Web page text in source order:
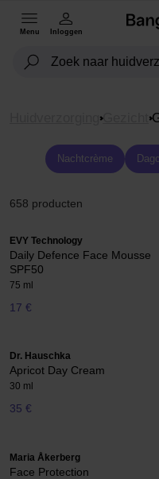
Menu Inloggen
Gezicht
Nachtcrème
658 producten
EVY Technology
Daily Defence Face Mousse
SPF50
75 ml
17 €
Dr. Hauschka
Apricot Day Cream
30 ml
35 €
Maria Åkerberg
Face Protection